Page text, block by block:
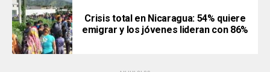
Crisis total en Nicaragua: 54% quiere
emigrar y los jóvenes lideran con 86%